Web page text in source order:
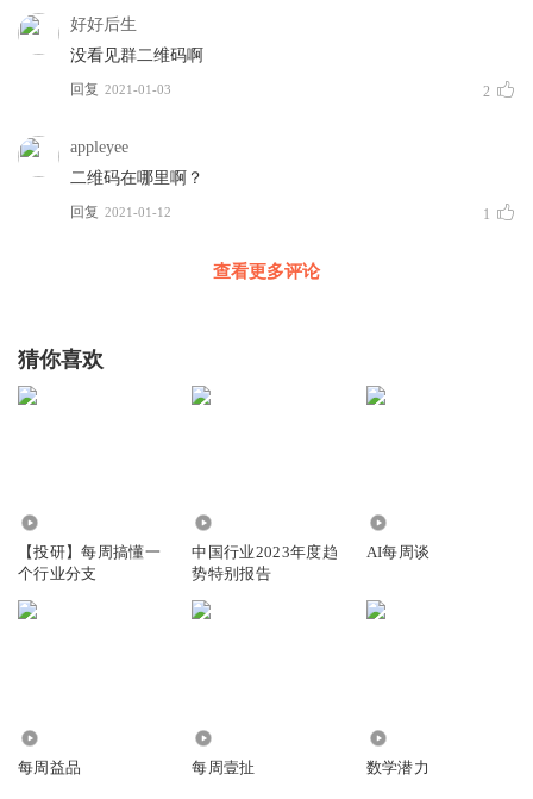
好好后生
没看见群二维码啊
回复 2021-01-03 2
appleyee
二维码在哪里啊？
回复 2021-01-12 1
查看更多评论
猜你喜欢
【投研】每周搞懂一
个行业分支
中国行业2023年度趋
势特别报告
AI每周谈
每周益品 每周壹扯 数学潜力